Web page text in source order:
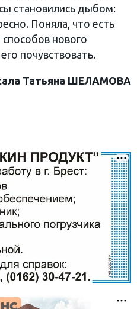
становились дыбом:
Поняла, что есть
нового
почувствовать.
Татьяна ШЕЛАМОВА